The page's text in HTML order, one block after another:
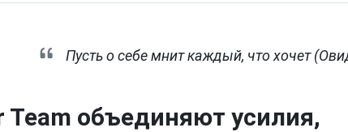
Пусть о себе мнит каждый, что хочет
объединяют усилия,